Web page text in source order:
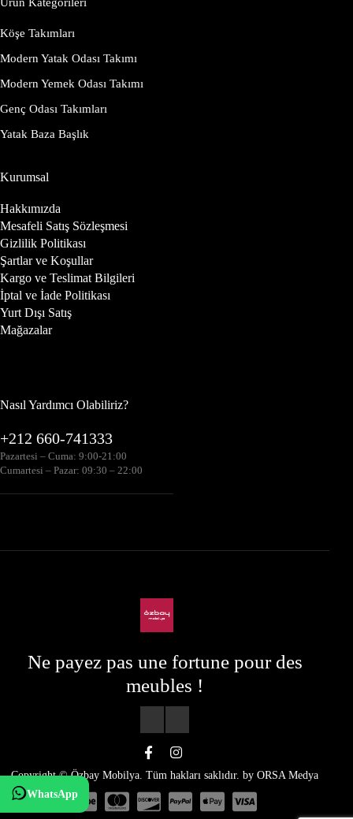
Ürün Kategorileri
Köşe Takımları
Modern Yatak Odası Takımı
Modern Yemek Odası Takımı
Genç Odası Takımları
Yatak Baza Başlık
Kurumsal
Hakkımızda
Mesafeli Satış Sözleşmesi
Gizlilik Politikası
Şartlar ve Koşullar
Kargo ve Teslimat Bilgileri
İptal ve İade Politikası
Yurt Dışı Satış
Mağazalar
Nasıl Yardımcı Olabiliriz?
+212 660-741333
Pazartesi – Cuma: 9:00-21:00
Cumartesi – Pazar: 09:30 – 22:00
Ne payez pas une fortune pour des
meubles !
Copyright © Özbay Mobilya. Tüm hakları saklıdır. by ORSA Medya
WhatsApp